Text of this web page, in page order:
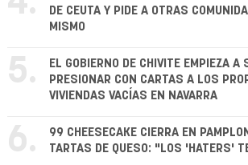
DE CEUTA Y PIDE A OTRAS
MISMO
5.
EL GOBIERNO DE CHIVITE EMPIEZA A
PRESIONAR CON CARTAS A LOS
VIVIENDAS VACÍAS EN NAVARRA
6.
99 CHEESECAKE CIERRA EN
TARTAS DE QUESO: "LOS 'HATERS'